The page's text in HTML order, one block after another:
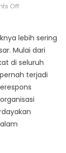
Offon
Cara
BPBD
Kabupaten
Sleman
Membangun
Masyarakat
Tangguh
lebih sering
Mulai dari
di seluruh
terjadi